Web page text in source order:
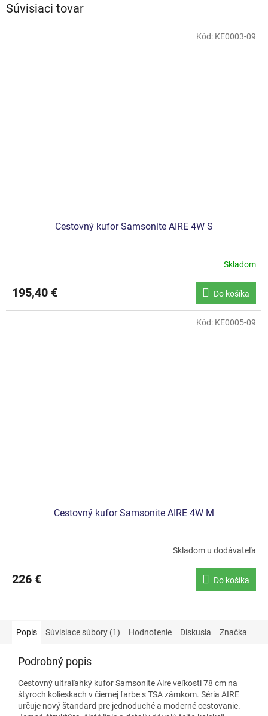
Súvisiaci tovar
Cestovný kufor Samsonite AIRE 4W S
Skladom
195,40 € Do košíka
Kód: KE0003-09
Cestovný kufor Samsonite AIRE 4W M
Skladom u dodávateľa
226 € Do košíka
Kód: KE0005-09
Popis Súvisiace súbory (1) Hodnotenie Diskusia Značka
Podrobný popis
Cestovný ultraľahký kufor Samsonite Aire veľkosti 78 cm na
štyroch kolieskach v čiernej farbe s TSA zámkom. Séria AIRE
určuje nový štandard pre jednoduché a moderné cestovanie.